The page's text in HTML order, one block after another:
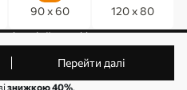
90 x 60 120 x 80
Перейти далі
знижкою 40%.
на файли cookie
права захищені. Власник:
ЄДРПОУ: 31780602.